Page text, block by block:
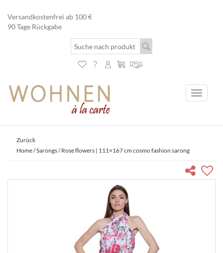
Versandkostenfrei ab 100 €
90 Tage Rückgabe
Toggle
Zurück
Home/Sarongs/ Rose flowers | 111×167 cm cosmo fashion sarong